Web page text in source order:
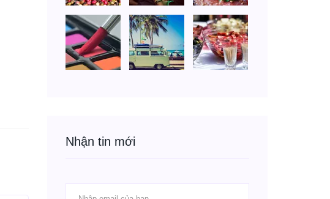
Nhận tin mới